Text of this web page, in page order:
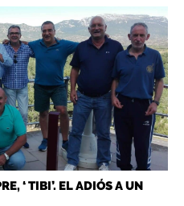
‘ TIBI’. EL ADIÓS A UN